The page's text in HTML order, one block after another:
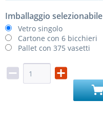
Imballaggio selezionabile
Vetro singolo
Cartone con 6 bicchieri
Pallet con 375 vasetti